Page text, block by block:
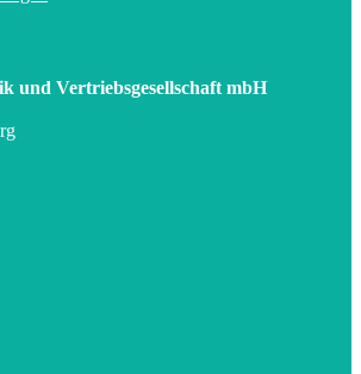
und Vertriebsgesellschaft mbH